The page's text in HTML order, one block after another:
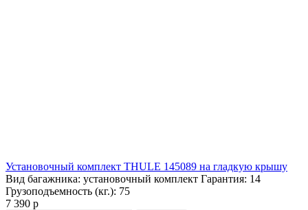
Установочный комплект THULE 145089 на гладкую крышу
Вид багажника: установочный комплект Гарантия: 14
Грузоподъемность (кг.): 75
7 390 р